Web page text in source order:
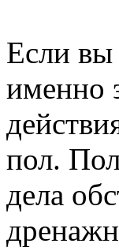
Если вы
именно
пол.
дела